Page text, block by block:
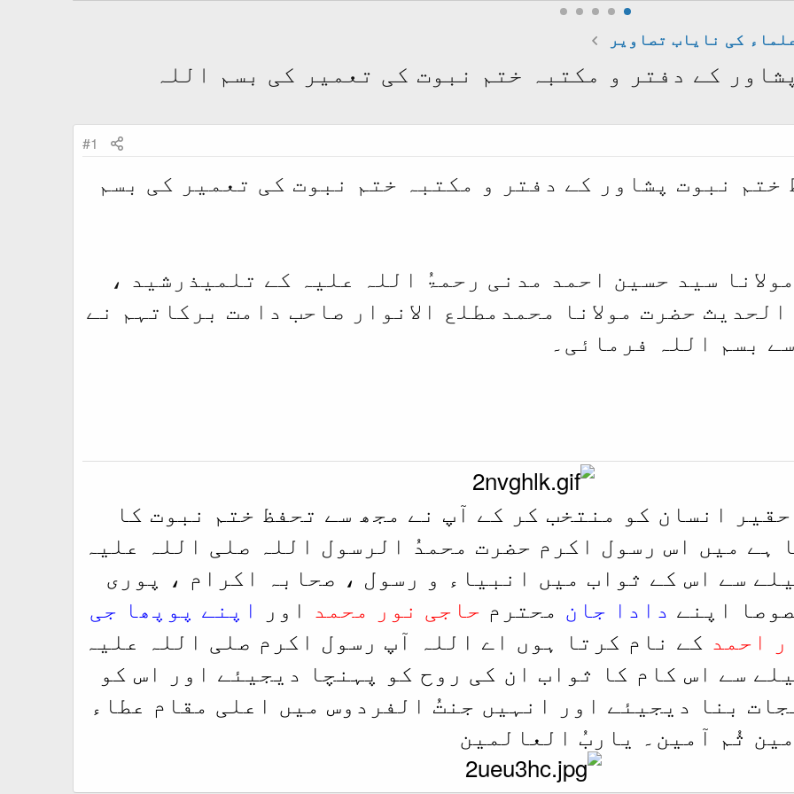
کی نایاب تصاویر
کے دفتر و مکتبہ ختم نبوت کی تعمیر کی بسم اللہ
#1
ختم نبوت پشاور کے دفتر و مکتبہ ختم نبوت کی تعمیر کی بسم
مولانا سید حسین احمد مدنی رحمۃُ اللہ علیہ کے تلمیذرشید ،
حضرت مولانا محمدمطلع الانوار صاحب دامت برکاتہم نے
بسم اللہ فرمائی۔
انسان کو منتخب کر کے آپ نے مجھ سے تحفظ ختم نبوت کا
ہے میں اس رسول اکرم حضرت محمدُ الرسول اللہ صلی اللہ علیہ
سے اس کے ثواب میں انبیاء و رسول ، صحابہ اکرام ، پوری
اپنے دادا جان محترم حاجی نور محمد اور
اپنے پوپھا جی
احمد کے نام کرتا ہوں اے اللہ آپ رسول اکرم صلی اللہ علیہ
سے اس کام کا ثواب ان کی روح کو پہنچا دیجیئے اور اس کو
بنا دیجیئے اور انہیں جنتُ الفردوس میں اعلی مقام عطاء
ثُم آمین۔ یاربُ العالمین